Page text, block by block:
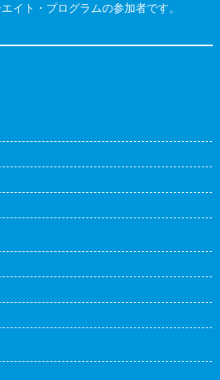
イト・プログラムの参加者です。